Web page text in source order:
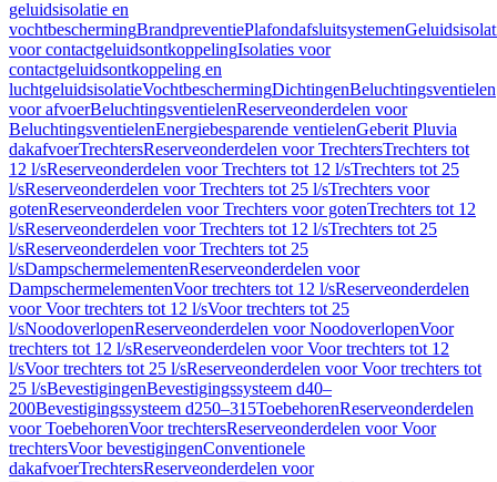
geluidsisolatie en
vochtbeschermingBrandpreventiePlafondafsluitsystemen
voor contactgeluidsontkoppelingIsolaties voor
contactgeluidsontkoppeling en
luchtgeluidsisolatieVochtbeschermingDichtingenBeluchtingsventielen
voor afvoerBeluchtingsventielenReserveonderdelen voor
BeluchtingsventielenEnergiebesparende ventielenGeberit Pluvia
dakafvoerTrechtersReserveonderdelen voor TrechtersTrechters tot
12 l/sReserveonderdelen voor Trechters tot 12 l/sTrechters tot 25
l/sReserveonderdelen voor Trechters tot 25 l/sTrechters voor
gotenReserveonderdelen voor Trechters voor gotenTrechters tot 12
l/sReserveonderdelen voor Trechters tot 12 l/sTrechters tot 25
l/sReserveonderdelen voor Trechters tot 25
l/sDampschermelementenReserveonderdelen voor
DampschermelementenVoor trechters tot 12 l/sReserveonderdelen
voor Voor trechters tot 12 l/sVoor trechters tot 25
l/sNoodoverlopenReserveonderdelen voor NoodoverlopenVoor
trechters tot 12 l/sReserveonderdelen voor Voor trechters tot 12
l/sVoor trechters tot 25 l/sReserveonderdelen voor Voor trechters tot
25 l/sBevestigingenBevestigingssysteem d40–
200Bevestigingssysteem d250–315ToebehorenReserveonderdelen
voor ToebehorenVoor trechtersReserveonderdelen voor Voor
trechtersVoor bevestigingenConventionele
dakafvoerTrechtersReserveonderdelen voor